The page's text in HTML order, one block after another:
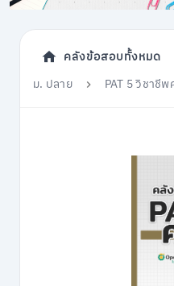
คลังข้อสอบทั้งหมด
ม. ปลาย
PAT 5 วิชาชีพ